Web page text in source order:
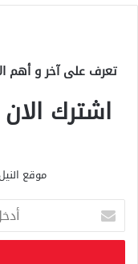
تعرف على آخر و أهم
اشترك
موقع النيل ٢٤ الحصري علي مدار
خ